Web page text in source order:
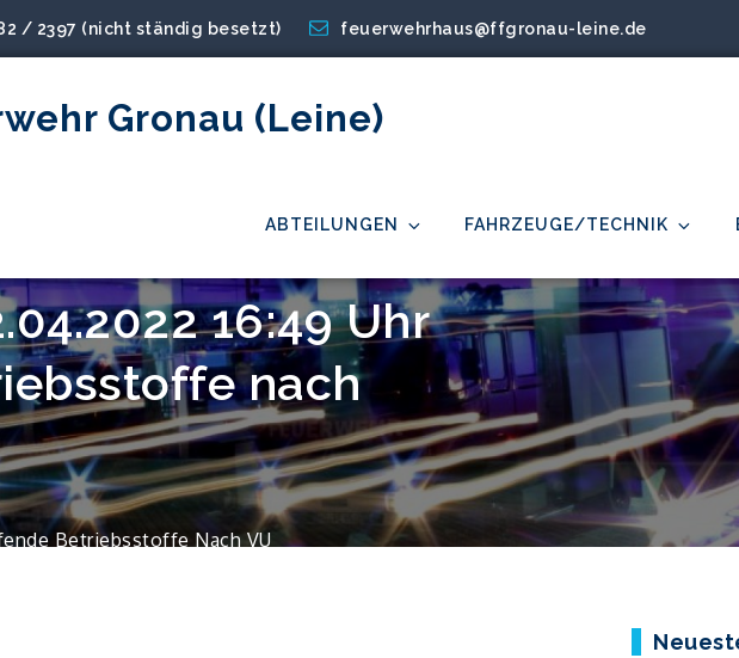
/ 2397 (nicht ständig besetzt) feuerwehrhaus@ffgronau-leine.de
Gronau (Leine)
ABTEILUNGEN FAHRZEUGE/TECHNIK
16:49 Uhr
nach
Betriebsstoffe Nach VU